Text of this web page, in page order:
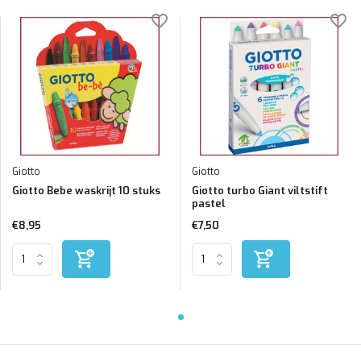
Giotto
Giotto Bebe waskrijt 10 stuks
€8,95
Giotto
Giotto turbo Giant viltstift
pastel
€7,50